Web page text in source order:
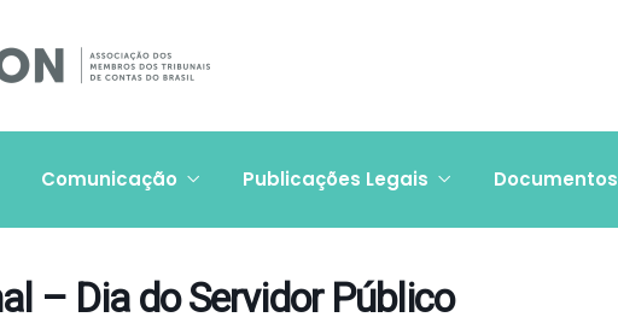
Comunicação Publicações Legais Documentos
– Dia do Servidor Público